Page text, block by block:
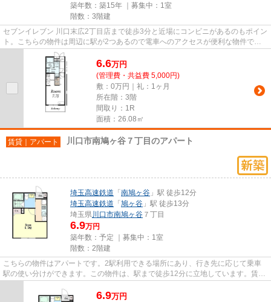
築年数：築15年 ｜募集中： 1室
階数：3階建
セブンイレブン 川口末広2丁目店まで徒歩3分と近場にコンビニがあるのもポイン
ト。こちらの物件は周辺に駅が2つあるので電車へのアクセスが便利な物件で
す。こちらはマンションタイプ...
6.6万円
(管理費・共益費 5,000円)
敷：0万円｜礼：1ヶ月
所在階：3階
間取り：1R
面積：26.08㎡
賃貸｜アパート 川口市南鳩ヶ谷７丁目のアパート
埼玉高速鉄道 「 南鳩ヶ谷 」駅 徒歩12分
埼玉高速鉄道 「 鳩ヶ谷 」駅 徒歩13分
埼玉県川口市南鳩ヶ谷 ７丁目
6.9万円
築年数：予定 ｜募集中： 1室
階数：2階建
こちらの物件はアパートです。2駅利用できる場所にあり、行き先に応じて乗車
駅の使い分けができます。この物件は、駅まで徒歩12分に立地しています。賃貸
6.9万円